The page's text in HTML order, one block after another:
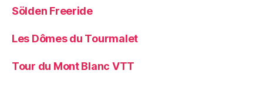
Sölden Freeride
Les Dômes du Tourmalet
Tour du Mont Blanc VTT